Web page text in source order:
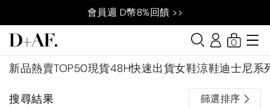
會員週 D幣8%回饋 >>
新品熱賣TOP50現貨48H快速出貨女鞋涼鞋迪士尼系
0
搜尋結果 篩選排序